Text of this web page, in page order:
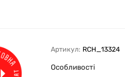
Артикул: RCH_13324
Особливості